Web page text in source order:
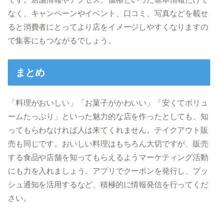
なく、キャンペーンやイベント、口コミ、写真などを載せ
ると消費者にとってより店をイメージしやすくなりますの
で集客にもつながるでしょう。
まとめ
「料理がおいしい」「お菓子がかわいい」「安くてボリュ
ームたっぷり」といった魅力的な店を作ったとしても、知
ってもらわなければ人は来てくれません。テイクアウト販
売も同じです。おいしい料理はもちろん大切ですが、販売
する食品や店舗を知ってもらえるようマーケティング活動
にも力を入れましょう。アプリでクーポンを発行し、プッ
シュ通知を活用するなど、積極的に情報発信を行ってくだ
さい。